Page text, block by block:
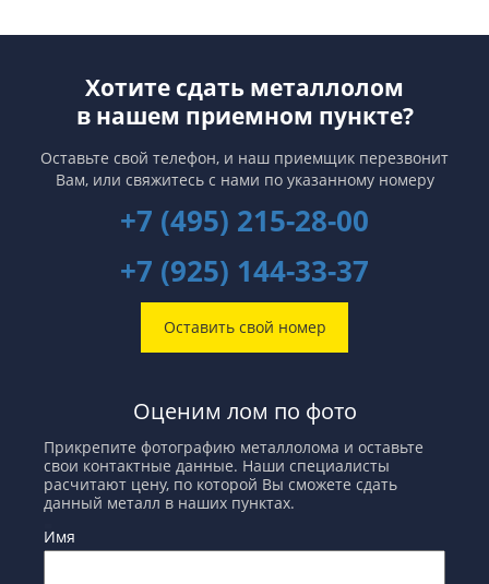
Хотите сдать металлолом
в нашем приемном пункте?
Оставьте свой телефон, и наш приемщик перезвонит
Вам, или свяжитесь с нами по указанному номеру
+7 (495) 215-28-00
+7 (925) 144-33-37
Оставить свой номер
Оценим лом по фото
Прикрепите фотографию металлолома и оставьте
свои контактные данные. Наши специалисты
расчитают цену, по которой Вы сможете сдать
данный металл в наших пунктах.
Имя